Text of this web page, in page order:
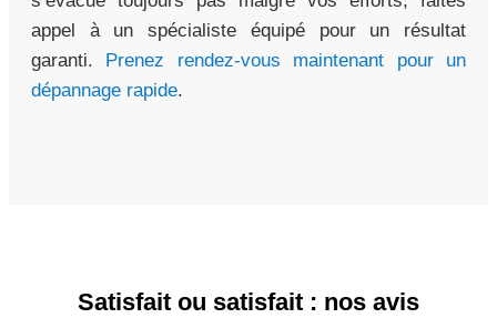
appel à un spécialiste équipé pour un résultat
garanti. Prenez rendez-vous maintenant pour un
dépannage rapide.
Satisfait ou satisfait : nos avis